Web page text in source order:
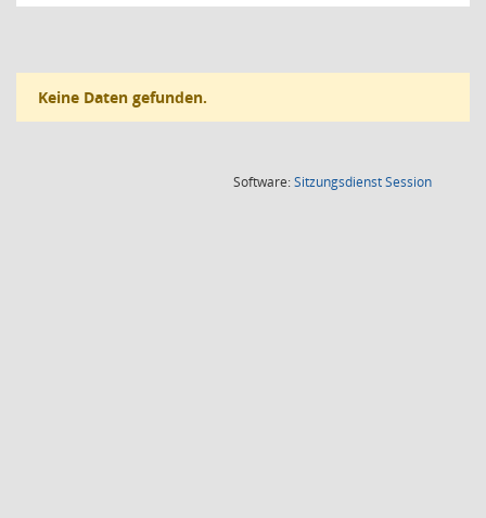
Keine Daten gefunden.
Software:SitzungsdienstSession(Wird in